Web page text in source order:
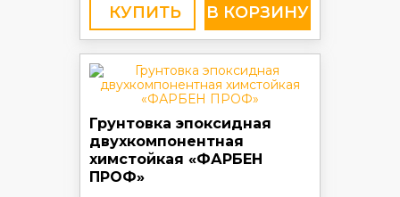
КУПИТЬ
Грунтовка эпоксидная
двухкомпонентная
химстойкая «ФАРБЕН
ПРОФ»